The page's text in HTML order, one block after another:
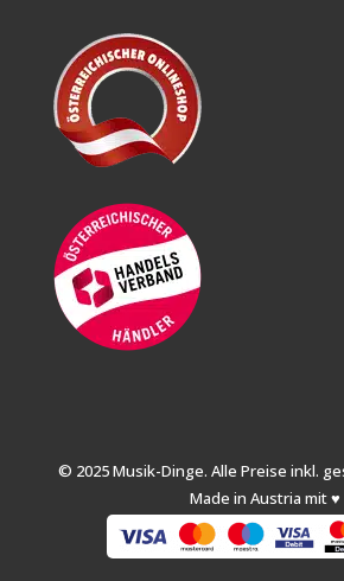
© 2025 Musik-Dinge. Alle Preise inkl.
Made in Austria mit ♥